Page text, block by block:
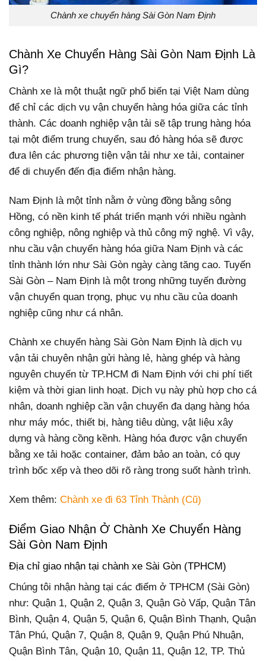
Chành xe chuyển hàng Sài Gòn Nam Định
Chành Xe Chuyển Hàng Sài Gòn Nam Định Là
Gì?
Chành xe là một thuật ngữ phổ biến tại Việt Nam dùng
để chỉ các dịch vụ vận chuyển hàng hóa giữa các tỉnh
thành. Các doanh nghiệp vận tải sẽ tập trung hàng hóa
tại một điểm trung chuyển, sau đó hàng hóa sẽ được
đưa lên các phương tiện vận tải như xe tải, container
để di chuyển đến địa điểm nhận hàng.
Nam Định là một tỉnh nằm ở vùng đồng bằng sông
Hồng, có nền kinh tế phát triển mạnh với nhiều ngành
công nghiệp, nông nghiệp và thủ công mỹ nghệ. Vì vậy,
nhu cầu vận chuyển hàng hóa giữa Nam Định và các
tỉnh thành lớn như Sài Gòn ngày càng tăng cao. Tuyến
Sài Gòn – Nam Định là một trong những tuyến đường
vận chuyển quan trọng, phục vụ nhu cầu của doanh
nghiệp cũng như cá nhân.
Chành xe chuyển hàng Sài Gòn Nam Định là dịch vụ
vận tải chuyên nhận gửi hàng lẻ, hàng ghép và hàng
nguyên chuyến từ TP.HCM đi Nam Định với chi phí tiết
kiệm và thời gian linh hoạt. Dịch vụ này phù hợp cho cá
nhân, doanh nghiệp cần vận chuyển đa dạng hàng hóa
như máy móc, thiết bị, hàng tiêu dùng, vật liệu xây
dựng và hàng cồng kềnh. Hàng hóa được vận chuyển
bằng xe tải hoặc container, đảm bảo an toàn, có quy
trình bốc xếp và theo dõi rõ ràng trong suốt hành trình.
Xem thêm: Chành xe đi 63 Tỉnh Thành (Cũ)
Điểm Giao Nhận Ở Chành Xe Chuyển Hàng
Sài Gòn Nam Định
Địa chỉ giao nhận tại chành xe Sài Gòn (TPHCM)
Chúng tôi nhận hàng tại các điểm ở TPHCM (Sài Gòn)
như: Quận 1, Quận 2, Quận 3, Quận Gò Vấp, Quận Tân
Bình, Quận 4, Quận 5, Quận 6, Quận Bình Thạnh, Quận
Tân Phú, Quận 7, Quận 8, Quận 9, Quận Phú Nhuận,
Quận Bình Tân, Quận 10, Quận 11, Quận 12, TP. Thủ